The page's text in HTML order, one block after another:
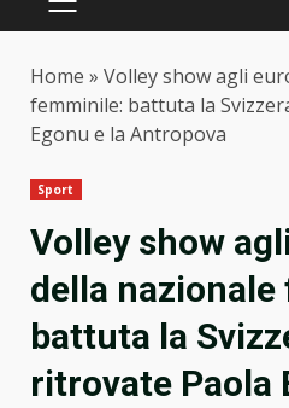
PRIMARY
Home » Volley show agli
femminile: battuta la
Egonu e la Antropova
Sport
Volley show
della
battuta la
ritrovate Paola